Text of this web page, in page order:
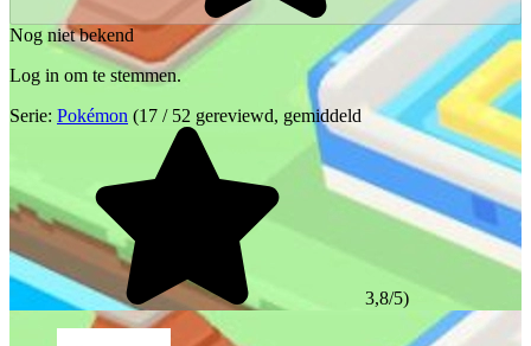
Nog niet bekend
Log in om te stemmen.
Serie: Pokémon (17 / 52 gereviewd, gemiddeld
3,8/5)